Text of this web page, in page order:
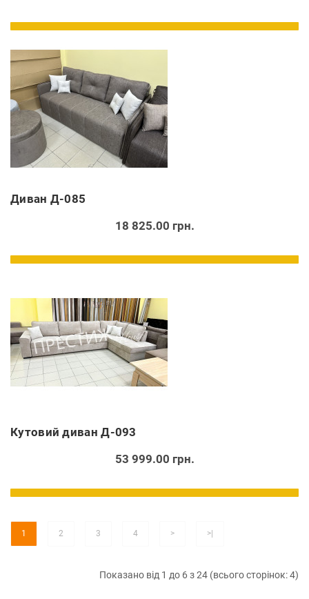
Диван Д-085
18 825.00 грн.
Кутовий диван Д-093
53 999.00 грн.
1 2 3 4 > >|
Показано від 1 до 6 з 24 (всього сторінок: 4)